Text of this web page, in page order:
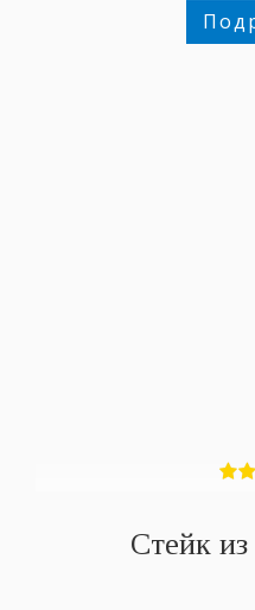
Стейк